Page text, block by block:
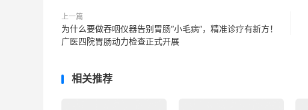
上一篇
为什么要做吞咽仪器告别胃肠“小毛病”，精准诊疗有新方！
广医四院胃肠动力检查正式开展
相关推荐